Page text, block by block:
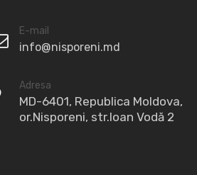
E-mail
info@nisporeni.md
Adresa
MD-6401, Republica Moldova,
or.Nisporeni, str.Ioan Vodă 2